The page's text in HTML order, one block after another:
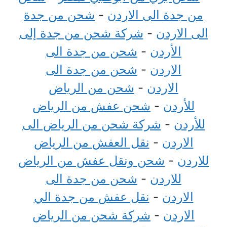
من جدة الى الاردن - شحن من جدة
الى الاردن - شركة شحن من جدة إلى
الأردن - شحن من جدة الى
الاردن - شحن من جدة الى
الاردن - شحن من الرياض
للأردن - شحن عفش من الرياض
للأردن - شركة شحن من الرياض الى
الاردن - نقل العفش من الرياض
للاردن - شحن ونقل عفش من الرياض
للاردن - شحن من جدة الى
الاردن - نقل عفش من جدة الي
الاردن - شركة شحن من الرياض